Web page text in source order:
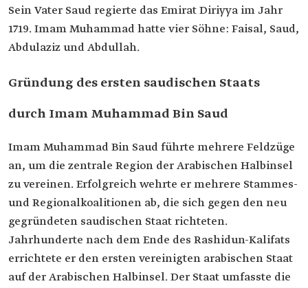
Sein Vater Saud regierte das Emirat Diriyya im Jahr
1719. Imam Muhammad hatte vier Söhne: Faisal, Saud,
Abdulaziz und Abdullah.
Gründung des ersten saudischen Staats
durch Imam Muhammad Bin Saud
Imam Muhammad Bin Saud führte mehrere Feldzüge
an, um die zentrale Region der Arabischen Halbinsel
zu vereinen. Erfolgreich wehrte er mehrere Stammes-
und Regionalkoalitionen ab, die sich gegen den neu
gegründeten saudischen Staat richteten.
Jahrhunderte nach dem Ende des Rashidun-Kalifats
errichtete er den ersten vereinigten arabischen Staat
auf der Arabischen Halbinsel. Der Staat umfasste die